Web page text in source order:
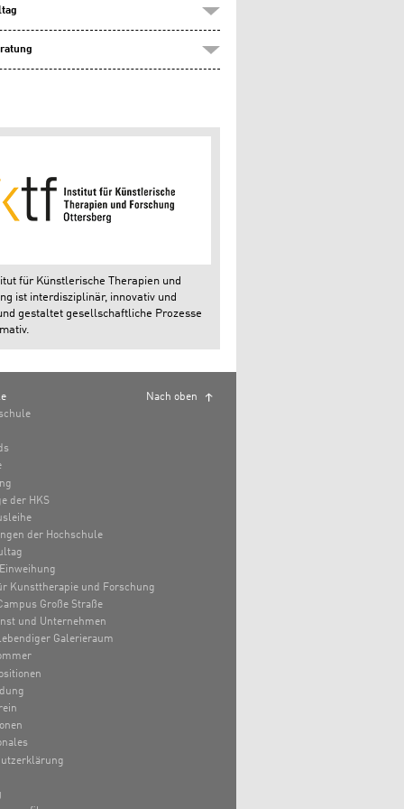
für Künstlerische Therapien und
ist interdisziplinär, innovativ und
gestaltet gesellschaftliche Prozesse
der HKS
der Hochschule
Kunsttherapie und Forschung
Große Straße
und Unternehmen
Galerieraum
Nach oben